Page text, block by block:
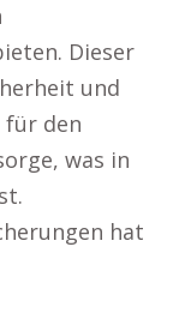
Dieser
und
den
was in
hat